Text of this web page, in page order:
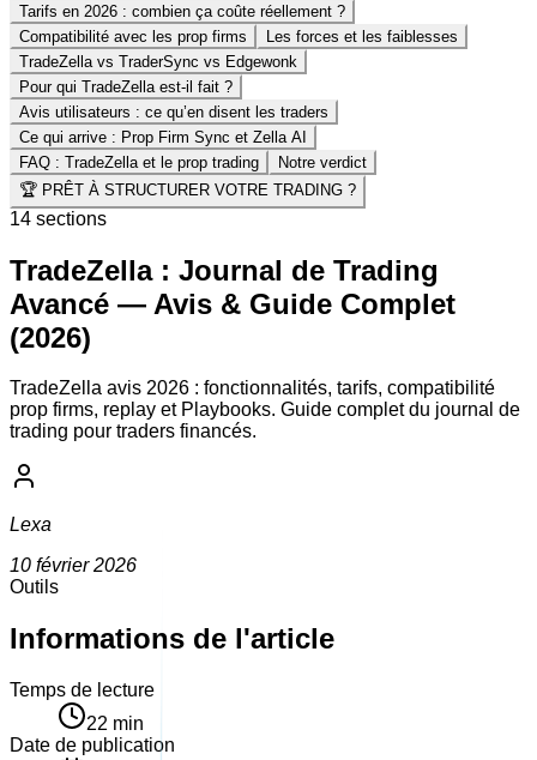
Tarifs en 2026 : combien ça coûte réellement ?
Compatibilité avec les prop firms
Les forces et les faiblesses
TradeZella vs TraderSync vs Edgewonk
Pour qui TradeZella est-il fait ?
Avis utilisateurs : ce qu’en disent les traders
Ce qui arrive : Prop Firm Sync et Zella AI
FAQ : TradeZella et le prop trading
Notre verdict
🏆 PRÊT À STRUCTURER VOTRE TRADING ?
14 sections
TradeZella : Journal de Trading
Avancé — Avis & Guide Complet
(2026)
TradeZella avis 2026 : fonctionnalités, tarifs, compatibilité
prop firms, replay et Playbooks. Guide complet du journal de
trading pour traders financés.
Lexa
10 février 2026
Outils
Informations de l'article
Temps de lecture
22 min
Date de publication